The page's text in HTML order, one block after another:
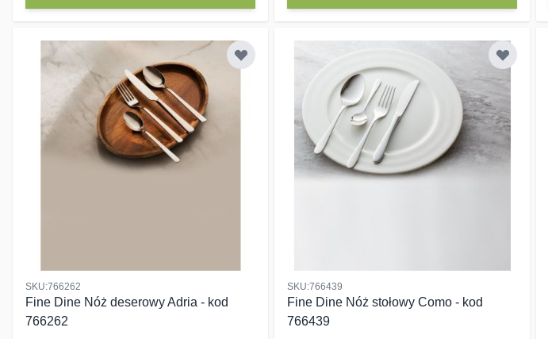
SKU:766262
Fine Dine Nóż deserowy Adria - kod
766262
SKU:766439
Fine Dine Nóż stołowy Como - kod
766439